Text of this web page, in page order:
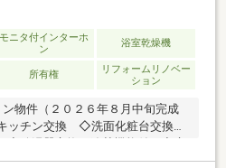
モニタ付インターホ
ン
浴室乾燥機
所有権
リフォームリノベー
ション
物件（２０２６年８月中旬完成
ッチン交換 ◇洗面化粧台交換◇
トイレ交換 ◇クロス貼替◇フロ